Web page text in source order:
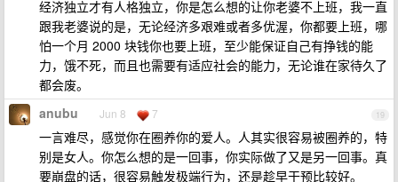
经济独立才有人格独立，你是怎么想的让你老婆不上班，我一直
跟我老婆说的是，无论经济多艰难或者多优渥，你都要上班，哪
怕一个月 2000 块钱你也要上班，至少能保证自己有挣钱的能
力，饿不死，而且也需要有适应社会的能力，无论谁在家待久了
都会废。
19
anubu Jun 8 7
一言难尽，感觉你在圈养你的爱人。人其实很容易被圈养的，特
别是女人。你怎么想的是一回事，你实际做了又是另一回事。真
要崩盘的话，很容易触发极端行为，还是趁早干预比较好。